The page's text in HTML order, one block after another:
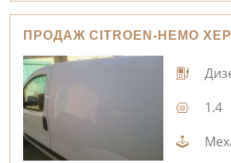
ПРОДАЖ CITROEN-НЕМО
1.4